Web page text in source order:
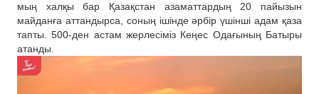
мың халқы бар Қазақстан азаматтардың 20 пайызын
майданға аттандырса, соның ішінде әрбір үшінші адам қаза
тапты. 500-ден астам жерлесіміз Кеңес Одағының Батыры
атанды.